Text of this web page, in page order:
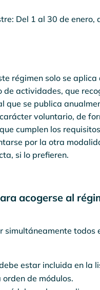
Del 1 al 30 de enero,
régimen solo se aplica
de actividades, que
que se publica
voluntario, de
cumplen los
por la otra
si lo prefieren.
acogerse al
simultáneamente todos
estar incluida en la
de módulos.